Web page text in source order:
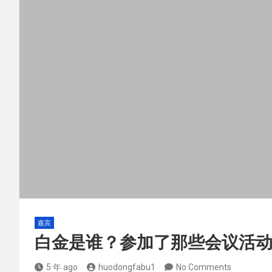
嘉宾
白金是谁？参加了那些会议活
5 年 ago huodongfabu1 No Comments